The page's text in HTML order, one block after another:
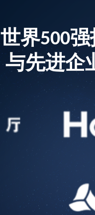
世界500
与先进企